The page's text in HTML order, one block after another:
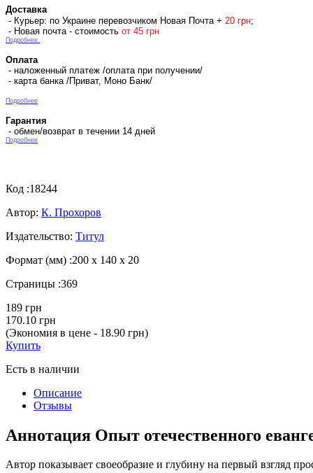
Доставка
- Курьер: по Украине перевозчиком Новая Почта + 20 грн;
- Новая почта - стоимость от 45 грн
Подробнее
Оплата
- наложенный платеж /оплата при получении/
- карта банка /Приват, Моно Банк/
Подробнее
Гарантия
- обмен/возврат в течении 14 дней
Подробнее
Код :18244
Автор: К. Прохоров
Издательство: Титул
Формат (мм) :200 х 140 х 20
Страницы :369
189 грн
170.10 грн
(Экономия в цене - 18.90 грн)
Купить
Есть в наличии
Описание
Отзывы
Аннотация Опыт отечественного
Автор показывает своеобразие и глубину на первый взгляд